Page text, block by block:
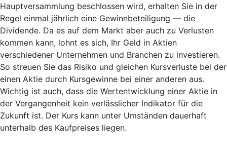
Hauptversammlung beschlossen wird, erhalten Sie in der
Regel einmal jährlich eine Gewinnbeteiligung — die
Dividende. Da es auf dem Markt aber auch zu Verlusten
kommen kann, lohnt es sich, Ihr Geld in Aktien
verschiedener Unternehmen und Branchen zu investieren.
So streuen Sie das Risiko und gleichen Kursverluste bei der
einen Aktie durch Kursgewinne bei einer anderen aus.
Wichtig ist auch, dass die Wertentwicklung einer Aktie in
der Vergangenheit kein verlässlicher Indikator für die
Zukunft ist. Der Kurs kann unter Umständen dauerhaft
unterhalb des Kaufpreises liegen.